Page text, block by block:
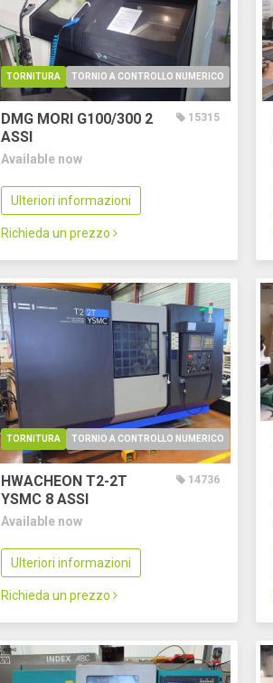
TORNITURA TORNIO A CONTROLLO NUMERICO
DMG MORI G100/300 2
ASSI
15315
Available now
Ulteriori informazioni
Richieda un prezzo
TORNITURA TORNIO A CONTROLLO NUMERICO
HWACHEON T2-2T
YSMC 8 ASSI
14736
Available now
Ulteriori informazioni
Richieda un prezzo